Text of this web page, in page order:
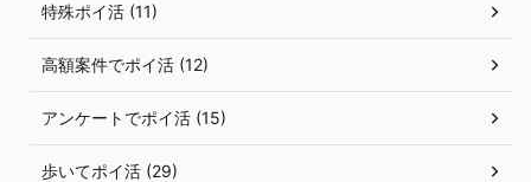
特殊ポイ活 (11)
高額案件でポイ活 (12)
アンケートでポイ活 (15)
歩いてポイ活 (29)